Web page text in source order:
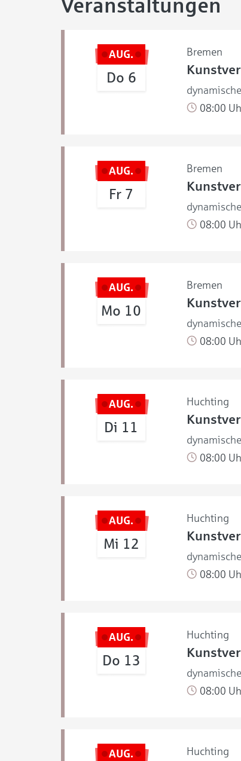
Veranstaltungen
AUG.
Do 6
Bremen
08:00
AUG.
Fr 7
Bremen
08:00
AUG.
Mo 10
Bremen
08:00
AUG.
Di 11
Huchting
08:00
AUG.
Mi 12
Huchting
08:00
AUG.
Do 13
Huchting
08:00
AUG. Huchting